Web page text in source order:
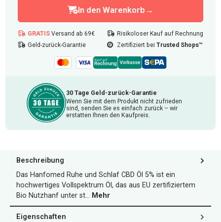
In den Warenkorb
GRATISVersand ab 69€
Risikoloser Kauf auf Rechnung
Geld-zurück-Garantie
Zertifiziert bei Trusted Shops™
30 Tage Geld-zurück-Garantie
Wenn Sie mit dem Produkt nicht zufrieden
sind, senden Sie es einfach zurück – wir
erstatten Ihnen den Kaufpreis.
Beschreibung
Das Hanfomed Ruhe und Schlaf CBD Öl 5% ist ein
hochwertiges Vollspektrum Öl, das aus EU zertifiziertem
Bio Nutzhanf unter st… Mehr
Eigenschaften